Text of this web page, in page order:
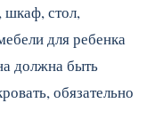
шкаф, стол,
для ребенка
должна быть
обязательно